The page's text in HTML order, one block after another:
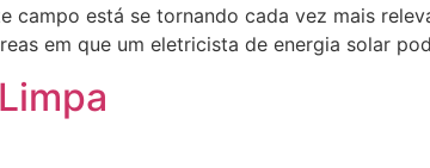
campo está se tornando cada vez mais
em que um eletricista de energia solar